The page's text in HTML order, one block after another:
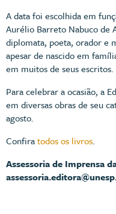
A data foi escolhida em
Aurélio Barreto Nabuco de
diplomata, poeta, orador e
apesar de nascido em
em muitos de seus escritos.
Para celebrar a ocasião, a
em diversas obras de seu
agosto.
Confiratodos os livros.
Assessoria de Imprensa